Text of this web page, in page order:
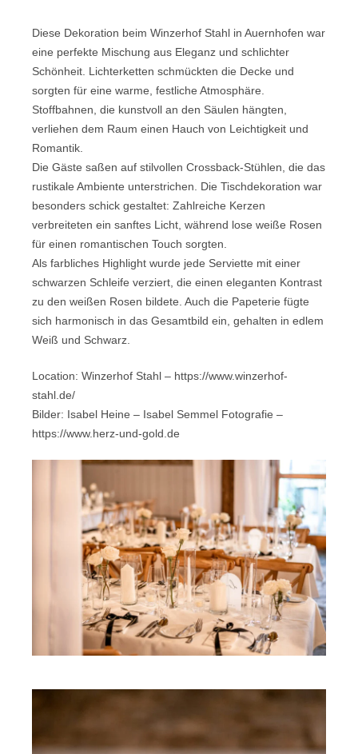
Diese Dekoration beim Winzerhof Stahl in Auernhofen war
eine perfekte Mischung aus Eleganz und schlichter
Schönheit. Lichterketten schmückten die Decke und
sorgten für eine warme, festliche Atmosphäre.
Stoffbahnen, die kunstvoll an den Säulen hängten,
verliehen dem Raum einen Hauch von Leichtigkeit und
Romantik.
Die Gäste saßen auf stilvollen Crossback-Stühlen, die das
rustikale Ambiente unterstrichen. Die Tischdekoration war
besonders schick gestaltet: Zahlreiche Kerzen
verbreiteten ein sanftes Licht, während lose weiße Rosen
für einen romantischen Touch sorgten.
Als farbliches Highlight wurde jede Serviette mit einer
schwarzen Schleife verziert, die einen eleganten Kontrast
zu den weißen Rosen bildete. Auch die Papeterie fügte
sich harmonisch in das Gesamtbild ein, gehalten in edlem
Weiß und Schwarz.
Location: Winzerhof Stahl – https://www.winzerhof-
stahl.de/
Bilder: Isabel Heine – Isabel Semmel Fotografie –
https://www.herz-und-gold.de